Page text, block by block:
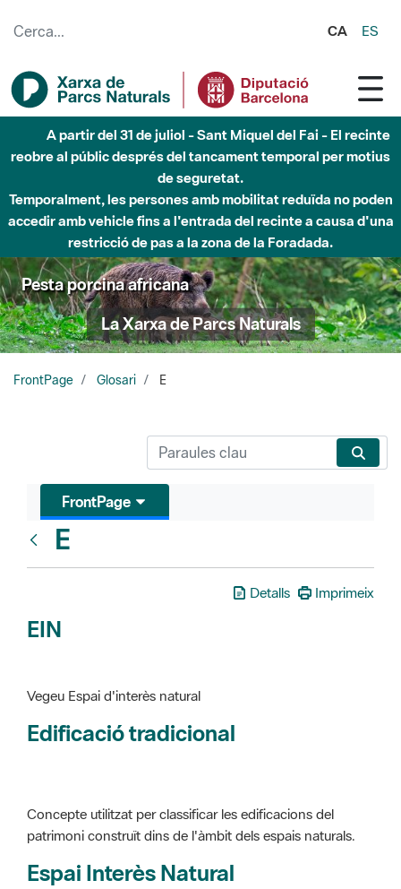
CA ES
A partir del 31 de juliol - Sant Miquel del Fai - El recinte
reobre al públic després del tancament temporal per motius
de seguretat.
Temporalment, les persones amb mobilitat reduïda no poden
accedir amb vehicle fins a l'entrada del recinte a causa d'una
restricció de pas a la zona de la Foradada.
Pesta porcina africana
La Xarxa de Parcs Naturals
FrontPage Glosari E
FrontPage
E
Detalls Imprimeix
EIN
Vegeu Espai d'interès natural
Edificació tradicional
Concepte utilitzat per classificar les edificacions del
patrimoni construït dins de l'àmbit dels espais naturals.
Espai Interès Natural